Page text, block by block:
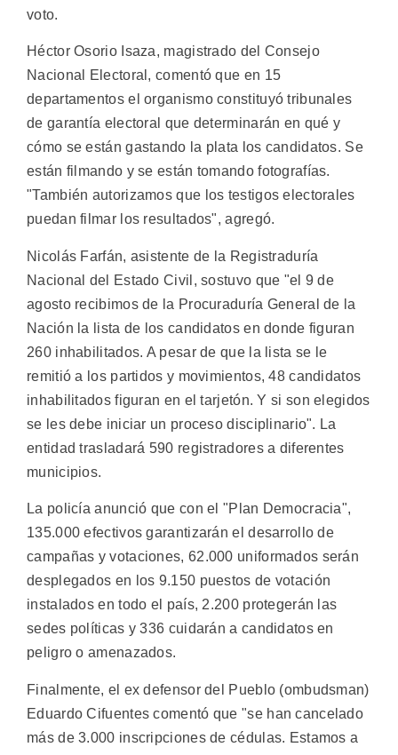
voto.
Héctor Osorio Isaza, magistrado del Consejo
Nacional Electoral, comentó que en 15
departamentos el organismo constituyó tribunales
de garantía electoral que determinarán en qué y
cómo se están gastando la plata los candidatos. Se
están filmando y se están tomando fotografías.
"También autorizamos que los testigos electorales
puedan filmar los resultados", agregó.
Nicolás Farfán, asistente de la Registraduría
Nacional del Estado Civil, sostuvo que "el 9 de
agosto recibimos de la Procuraduría General de la
Nación la lista de los candidatos en donde figuran
260 inhabilitados. A pesar de que la lista se le
remitió a los partidos y movimientos, 48 candidatos
inhabilitados figuran en el tarjetón. Y si son elegidos
se les debe iniciar un proceso disciplinario". La
entidad trasladará 590 registradores a diferentes
municipios.
La policía anunció que con el "Plan Democracia",
135.000 efectivos garantizarán el desarrollo de
campañas y votaciones, 62.000 uniformados serán
desplegados en los 9.150 puestos de votación
instalados en todo el país, 2.200 protegerán las
sedes políticas y 336 cuidarán a candidatos en
peligro o amenazados.
Finalmente, el ex defensor del Pueblo (ombudsman)
Eduardo Cifuentes comentó que "se han cancelado
más de 3.000 inscripciones de cédulas. Estamos a